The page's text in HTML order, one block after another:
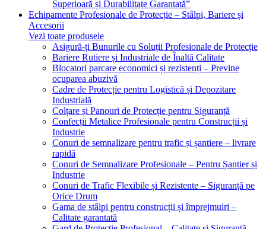
Superioară și Durabilitate Garantată”
Echipamente Profesionale de Protecție – Stâlpi, Bariere și
Accesorii
Vezi toate produsele
Asigură-ți Bunurile cu Soluții Profesionale de Protecție
Bariere Rutiere și Industriale de Înaltă Calitate
Blocatori parcare economici și rezistenți – Previne
ocuparea abuzivă
Cadre de Protecție pentru Logistică și Depozitare
Industrială
Colțare și Panouri de Protecție pentru Siguranță
Confecții Metalice Profesionale pentru Construcții și
Industrie
Conuri de semnalizare pentru trafic și șantiere – livrare
rapidă
Conuri de Semnalizare Profesionale – Pentru Șantier și
Industrie
Conuri de Trafic Flexibile și Rezistente – Siguranță pe
Orice Drum
Gama de stâlpi pentru construcții și împrejmuiri –
Calitate garantată